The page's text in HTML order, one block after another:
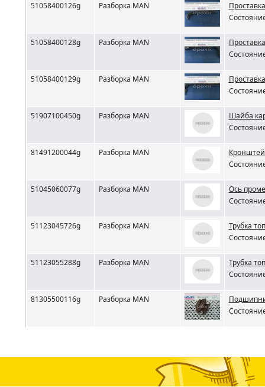
51058400126g Разборка MAN
51058400128g Разборка MAN
51058400129g Разборка MAN
51907100450g Разборка MAN
Шайба
81491200044g Разборка MAN
51045060077g Разборка MAN
Ось
51123045726g Разборка MAN
Трубка
51123055288g Разборка MAN
Трубка
81305500116g Разборка MAN